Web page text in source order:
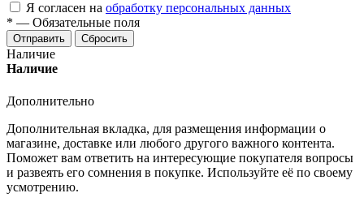
Я согласен на обработку персональных данных
* — Обязательные поля
Отправить Сбросить
Наличие
Наличие
Дополнительно
Дополнительная вкладка, для размещения информации о
магазине, доставке или любого другого важного контента.
Поможет вам ответить на интересующие покупателя вопросы
и развеять его сомнения в покупке. Используйте её по своему
усмотрению.